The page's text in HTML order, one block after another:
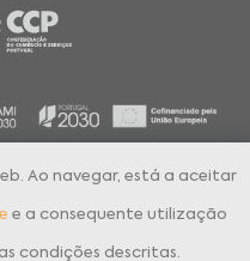
Ao navegar, está a aceitar
e a consequente utilização
condições descritas.